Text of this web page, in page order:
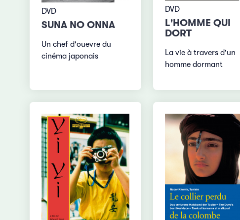
DVD
SUNA NO ONNA
Un chef d'ouevre du
cinéma japonais
DVD
L'HOMME QUI
DORT
La vie à travers d'un
homme dormant